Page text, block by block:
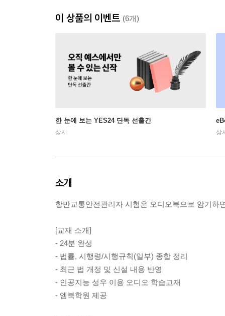
이 상품의 이벤트 (6개)
한 눈에 보는 YES24 단독 선출간
상시 상
소개
항만교통안전관리자 시험은 오디오북으로 암기하
[교재 소개]
- 24분 완성
- 법률, 시행령/시행규칙(일부) 종합 정리
- 최근 법 개정 및 신설 내용 반영
- 인공지능 성우 이용 오디오 학습교재
- 엠북학원 제공